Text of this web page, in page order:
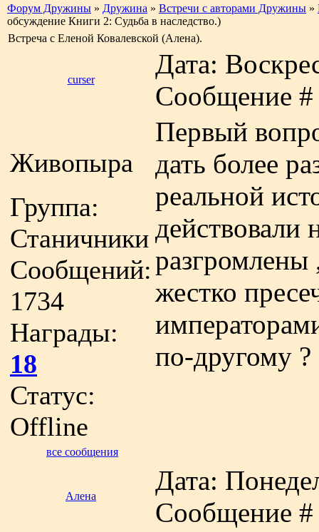
Форум Дружины » Дружина » Встречи с авторами Дружины »
обсуждение Книги 2: Судьба в наследство.)
Встреча с Еленой Ковалевской (Алена).
curser
Дата:
Сообщение
Живопыра
Группа:
Станичники
Сообщений:
1734
Награды:
18
Статус:
Offline
Первый
дать более
реальной
действовали
жестко
по-другому ?
все сообщения
Алена
Дата:
Сообщение